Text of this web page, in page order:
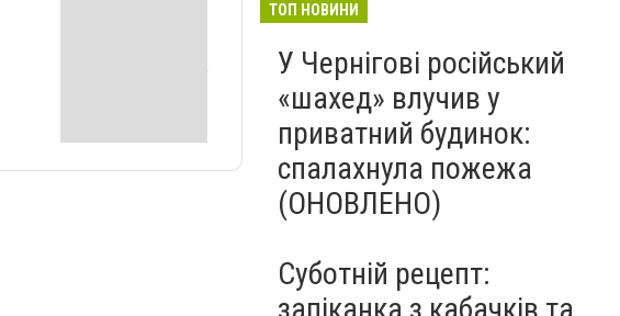
ТОП НОВИНИ
У Чернігові російський
«шахед» влучив у
приватний будинок:
спалахнула пожежа
(ОНОВЛЕНО)
Суботній рецепт: